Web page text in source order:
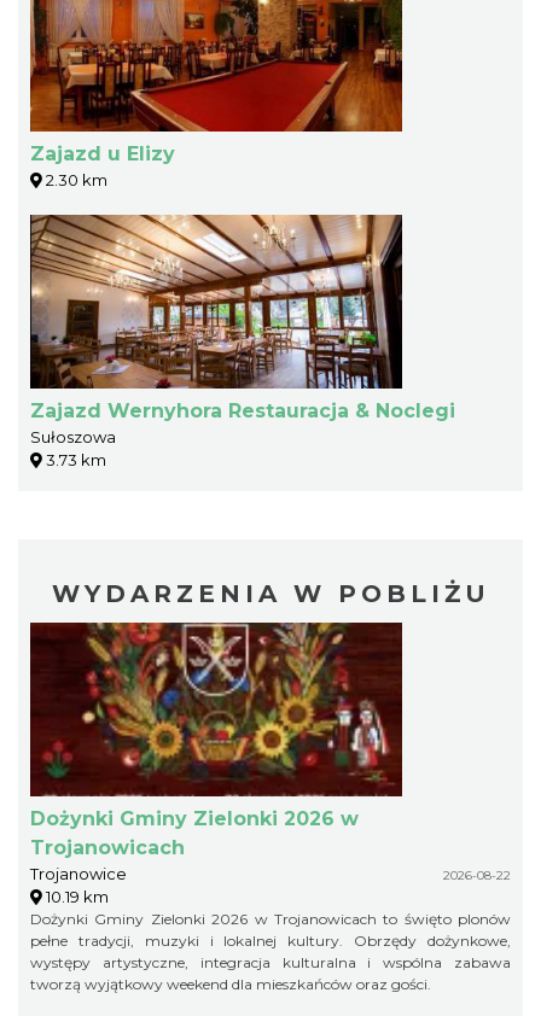
Zajazd u Elizy
2.30 km
Zajazd Wernyhora Restauracja & Noclegi
Sułoszowa
3.73 km
WYDARZENIA W POBLIŻU
Dożynki Gminy Zielonki 2026 w
Trojanowicach
Trojanowice 2026-08-22
10.19 km
Dożynki Gminy Zielonki 2026 w Trojanowicach to święto plonów
pełne tradycji, muzyki i lokalnej kultury. Obrzędy dożynkowe,
występy artystyczne, integracja kulturalna i wspólna zabawa
tworzą wyjątkowy weekend dla mieszkańców oraz gości.